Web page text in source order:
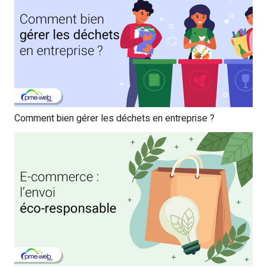
Comment bien gérer les déchets en entreprise ?